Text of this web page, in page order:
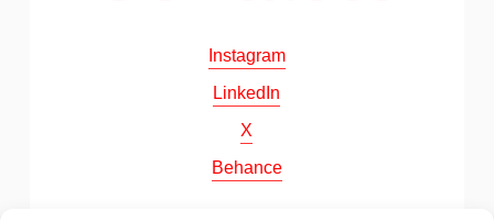
Instagram
LinkedIn
X
Behance